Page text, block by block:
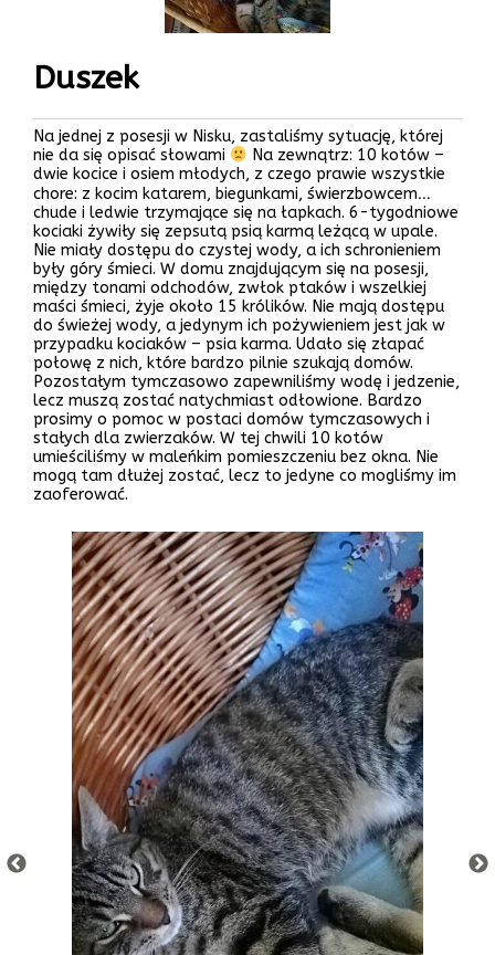
Duszek
Na jednej z posesji w Nisku, zastaliśmy sytuację, której
nie da się opisać słowami
Na zewnątrz: 10 kotów –
dwie kocice i osiem młodych, z czego prawie wszystkie
chore: z kocim katarem, biegunkami, świerzbowcem…
chude i ledwie trzymające się na łapkach. 6-tygodniowe
kociaki żywiły się zepsutą psią karmą leżącą w upale.
Nie miały dostępu do czystej wody, a ich schronieniem
były góry śmieci. W domu znajdującym się na posesji,
między tonami odchodów, zwłok ptaków i wszelkiej
maści śmieci, żyje około 15 królików. Nie mają dostępu
do świeżej wody, a jedynym ich pożywieniem jest jak w
przypadku kociaków – psia karma. Udało się złapać
połowę z nich, które bardzo pilnie szukają domów.
Pozostałym tymczasowo zapewniliśmy wodę i jedzenie,
lecz muszą zostać natychmiast odłowione. Bardzo
prosimy o pomoc w postaci domów tymczasowych i
stałych dla zwierzaków. W tej chwili 10 kotów
umieściliśmy w maleńkim pomieszczeniu bez okna. Nie
mogą tam dłużej zostać, lecz to jedyne co mogliśmy im
zaoferować.